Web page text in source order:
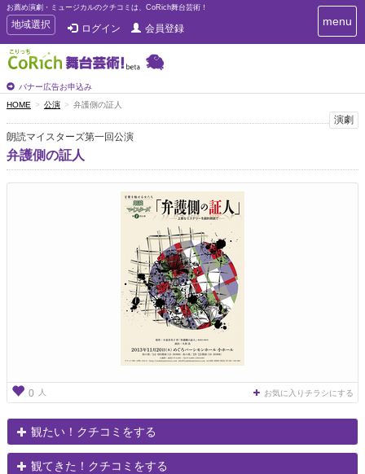
お薦め演劇・ミュージカルのクチコミは、CoRich舞台芸術！
T
o
g
g
e
n
a
v
i
g
地域選択 ログイン 会員登録
バナー広告お申込み
T
o
i
g
menu
HOME 公演 弁護側の証人
演劇
朗読マイスターズ第一回公演
弁護側の証人
0 人 お気に入りチラシにする
観たい！クチコミをする
観てきた！クチコミをする